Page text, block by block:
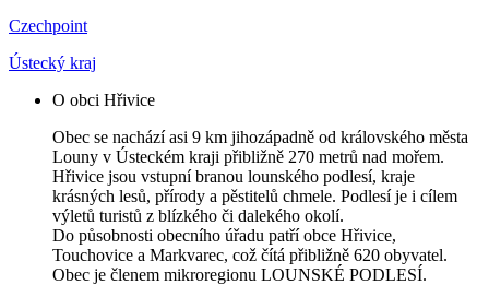
Czechpoint
Ústecký kraj
O obci Hřivice
Obec se nachází asi 9 km jihozápadně od královského města
Louny v Ústeckém kraji přibližně 270 metrů nad mořem.
Hřivice jsou vstupní branou lounského podlesí, kraje
krásných lesů, přírody a pěstitelů chmele. Podlesí je i cílem
výletů turistů z blízkého či dalekého okolí.
Do působnosti obecního úřadu patří obce Hřivice,
Touchovice a Markvarec, což čítá přibližně 620 obyvatel.
Obec je členem mikroregionu LOUNSKÉ PODLESÍ.